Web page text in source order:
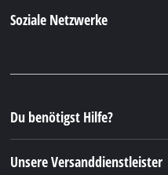
Soziale Netzwerke
Du benötigst Hilfe?
Unsere Versanddienstleister